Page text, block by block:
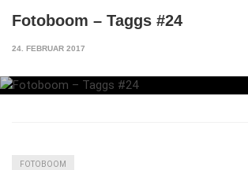
Fotoboom – Taggs #24
24. FEBRUAR 2017
FOTOBOOM